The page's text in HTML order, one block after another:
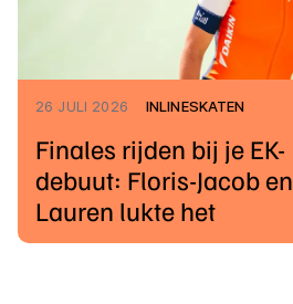
26 JULI 2026 INLINESKATEN
Finales rijden bij je EK-
debuut: Floris-Jacob en
Lauren lukte het